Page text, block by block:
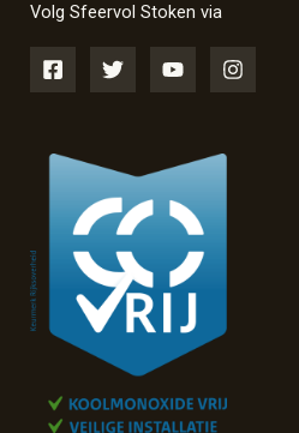
Volg Sfeervol Stoken via